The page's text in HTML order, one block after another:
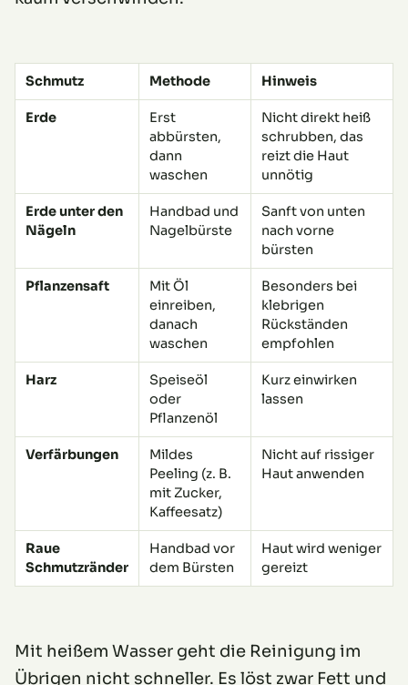
Schmutz Methode Hinweis
Erde
Erst
abbürsten,
dann
waschen
Nicht direkt heiß
schrubben, das
reizt die Haut
unnötig
Erde unter den
Nägeln
Handbad und
Nagelbürste
Sanft von unten
nach vorne
bürsten
Pflanzensaft
Mit Öl
einreiben,
danach
waschen
Besonders bei
klebrigen
Rückständen
empfohlen
Harz
Speiseöl
oder
Pflanzenöl
Kurz einwirken
lassen
Verfärbungen
Mildes
Peeling (z. B.
mit Zucker,
Kaffeesatz)
Nicht auf rissiger
Haut anwenden
Raue
Schmutzränder
Handbad vor
dem Bürsten
Haut wird weniger
gereizt
Mit heißem Wasser geht die Reinigung im
Übrigen nicht schneller. Es löst zwar Fett und